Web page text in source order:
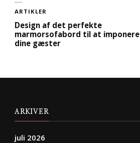
ARTIKLER
Design af det perfekte
marmorsofabord til at imponere
dine gæster
ARKIVER
juli 2026